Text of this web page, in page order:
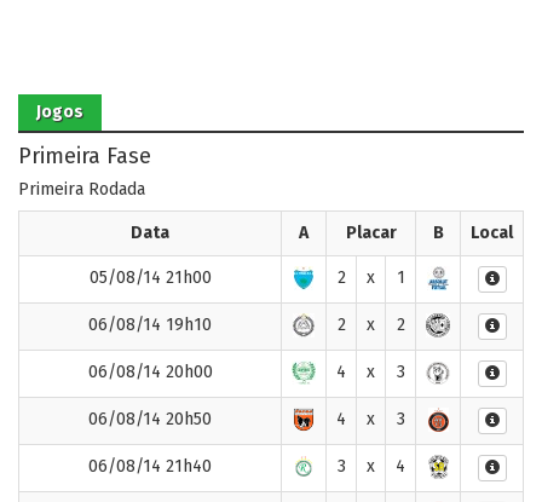
Jogos
Primeira Fase
Primeira Rodada
Data A Placar B Local
05/08/14 21h00 2 x 1
06/08/14 19h10 2 x 2
06/08/14 20h00 4 x 3
06/08/14 20h50 4 x 3
06/08/14 21h40 3 x 4